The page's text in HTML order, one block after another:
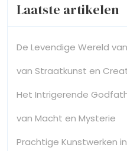
Laatste artikelen
De Levendige Wereld
van Straatkunst en
Het Intrigerende
van Macht en Mysterie
Prachtige Kunstwerken